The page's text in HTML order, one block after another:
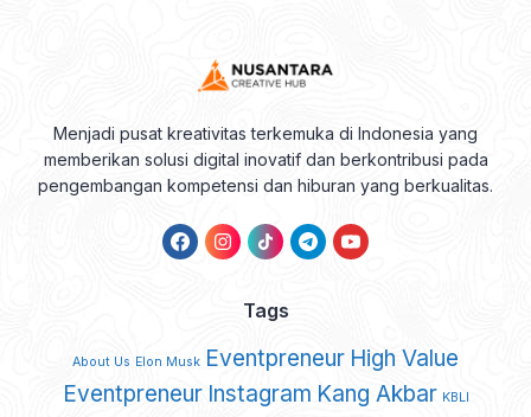
Menjadi pusat kreativitas terkemuka di Indonesia yang
memberikan solusi digital inovatif dan berkontribusi pada
pengembangan kompetensi dan hiburan yang berkualitas.
Tags
About Us Elon Musk Eventpreneur High Value
Eventpreneur Instagram Kang Akbar KBLI